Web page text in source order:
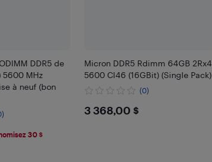
DDR5 de
5600 MHz
à neuf (bon
30 $
Micron DDR5 Rdimm 64GB 2Rx4
5600 Cl46 (16GBit) (Single Pack)
(0)
$3368
3 368,00 $